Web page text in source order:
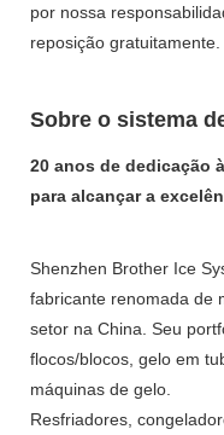
por nossa
reposição gratuitamente.
Sobre o sistema
20 anos de dedicação
para alcançar a
Shenzhen Brother Ice
fabricante renomada de
setor na China. Seu
flocos/blocos, gelo em
máquinas de gelo.
Resfriadores,